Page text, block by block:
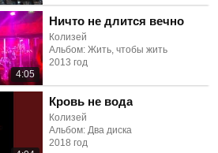
4:05
Ничто не длится вечно
Колизей
Альбом: Жить, чтобы жить
2013 год
Кровь не вода
Колизей
Альбом: Два диска
2018 год